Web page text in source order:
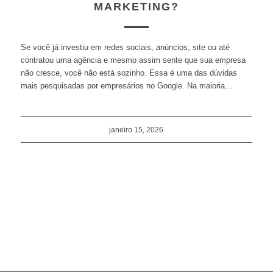
MARKETING?
Se você já investiu em redes sociais, anúncios, site ou até
contratou uma agência e mesmo assim sente que sua empresa
não cresce, você não está sozinho. Essa é uma das dúvidas
mais pesquisadas por empresários no Google. Na maioria…
janeiro 15, 2026